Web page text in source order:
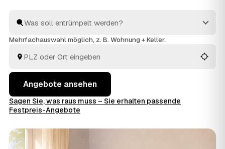
undNürnberg. So vergleichen Sie Preise und Termine,
auch wenn es eilig ist. Die Profis kümmern sich ums
Mehrfachauswahl möglich, z. B. Wohnung + Keller.
Angebote ansehen
Sagen Sie, was raus muss – Sie erhalten passende
Festpreis-Angebote